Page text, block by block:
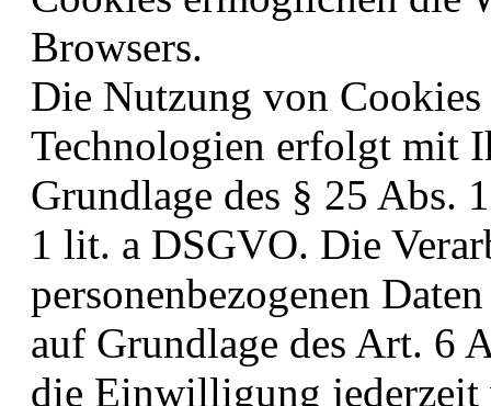
Browsers.
Die Nutzung von
Technologien erfolgt mit
Grundlage des § 25 Abs.
1 lit. a DSGVO. Die
personenbezogenen
auf Grundlage des Art. 6
die Einwilligung jederzeit